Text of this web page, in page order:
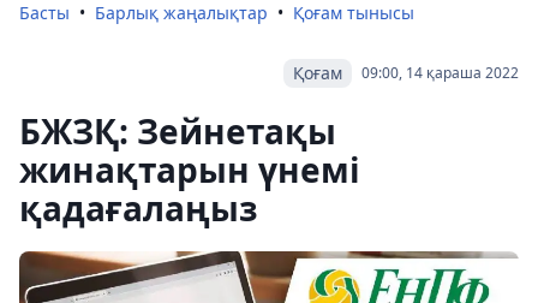
Басты Барлық жаңалықтар Қоғам тынысы
09:00, 14 қараша 2022
Қоғам
БЖЗҚ: Зейнетақы
жинақтарын үнемі
қадағалаңыз